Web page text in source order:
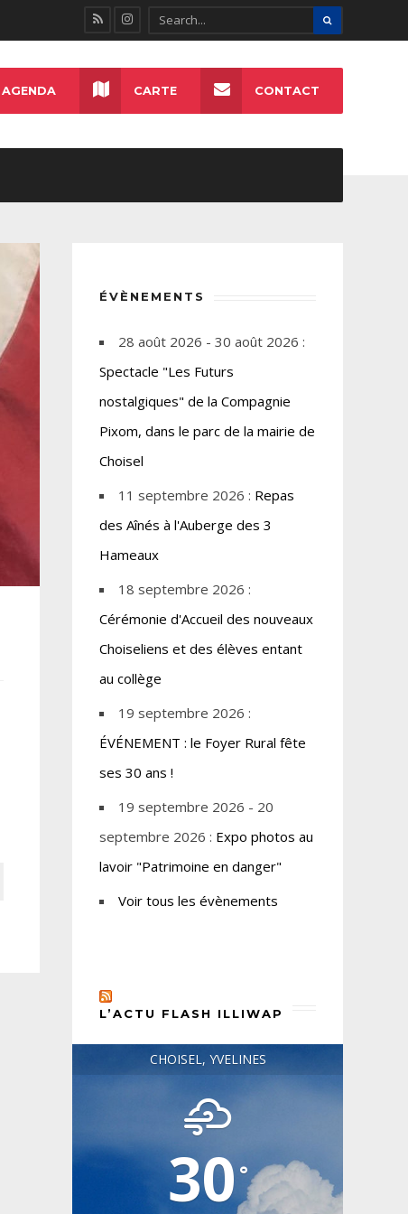
AGENDA CARTE CONTACT
ÉVÈNEMENTS
28 août 2026 - 30 août 2026 :
Spectacle "Les Futurs
nostalgiques" de la Compagnie
Pixom, dans le parc de la mairie de
Choisel
11 septembre 2026 : Repas
des Aînés à l'Auberge des 3
Hameaux
18 septembre 2026 :
Cérémonie d'Accueil des nouveaux
Choiseliens et des élèves entant
au collège
19 septembre 2026 :
ÉVÉNEMENT : le Foyer Rural fête
ses 30 ans !
19 septembre 2026 - 20
septembre 2026 : Expo photos au
lavoir "Patrimoine en danger"
Voir tous les évènements
L’ACTU FLASH ILLIWAP
CHOISEL, YVELINES
30°